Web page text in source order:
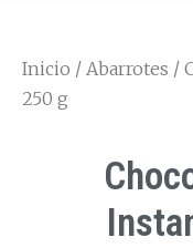
Inicio / Abarrotes /
250 g